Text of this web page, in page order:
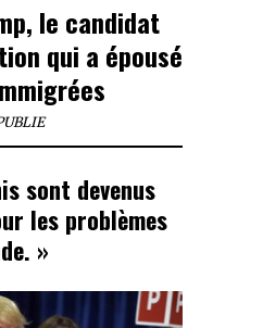
le candidat
qui a épousé
sont devenus
les problèmes
»